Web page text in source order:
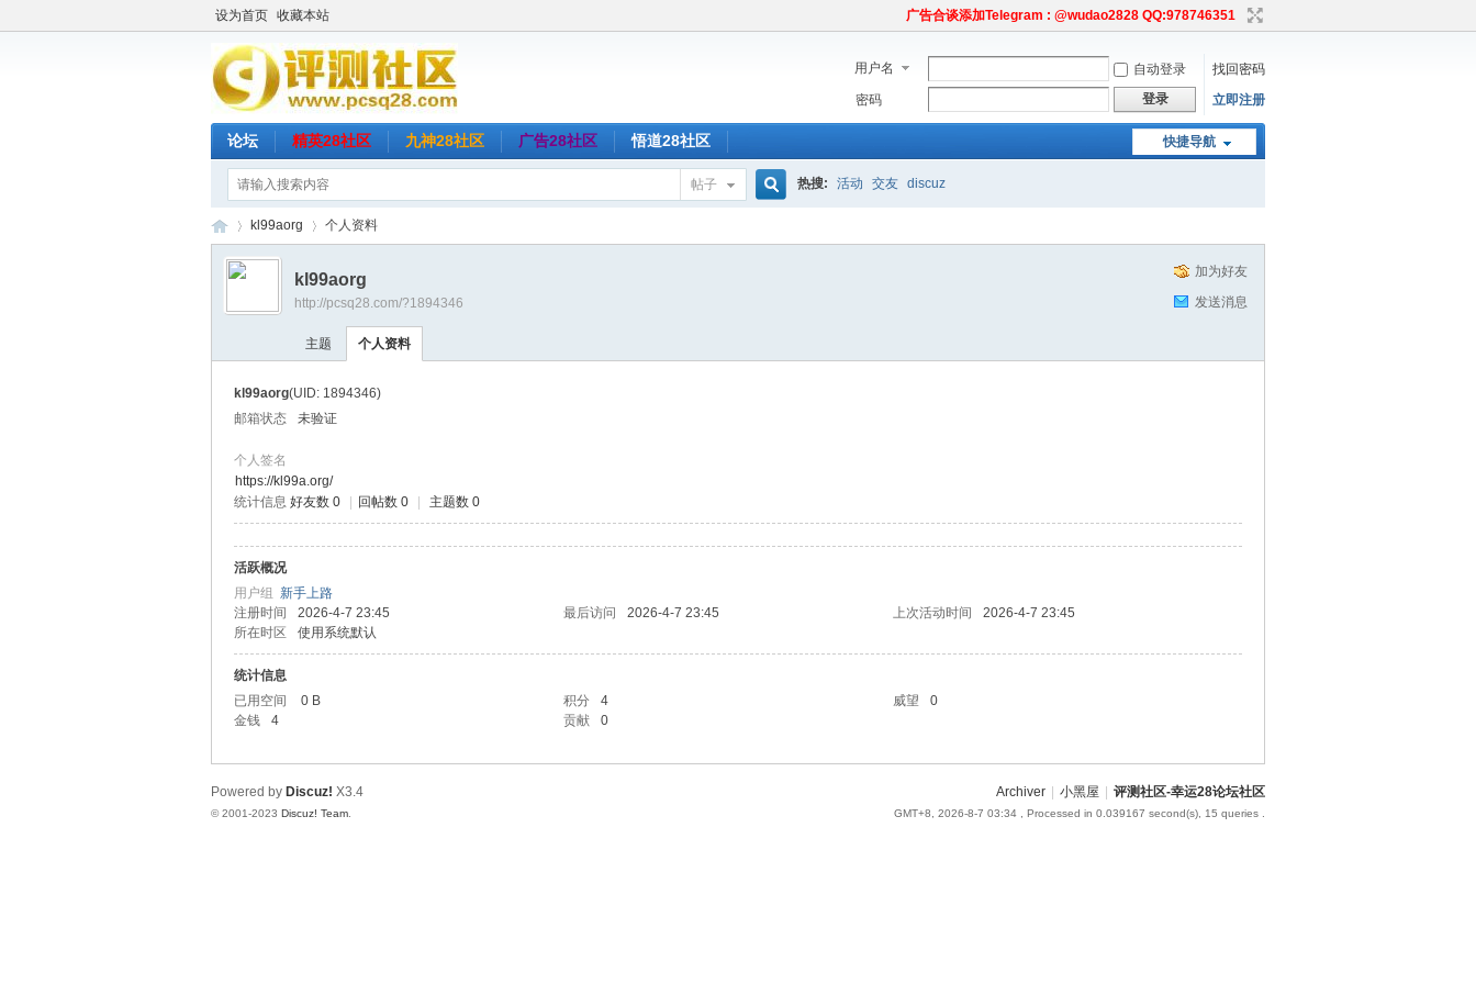
设为首页 收藏本站 广告合谈添加Telegram : @wudao2828 QQ:978746351
用户名 自动登录
找回密码
密码
登录 立即注册
快捷导航
论坛 精英28社区 九神28社区 广告28社区 悟道28社区
帖子 热搜: 活动 交友 discuz
›
kl99aorg 个人资料
加为好友
发送消息
kl99aorg
http://pcsq28.com/?1894346
主题 个人资料
kl99aorg(UID: 1894346)
邮箱状态
未验证
个人签名
https://kl99a.org/
统计信息 好友数 0 回帖数 0 主题数 0
活跃概况
用户组 新手上路
注册时间
2026-4-7 23:45 最后访问 2026-4-7 23:45 上次活动时间
2026-4-7 23:45
所在时区
使用系统默认
统计信息
已用空间
0 B 积分 4 威望
0
金钱
4 贡献 0
Archiver 小黑屋 评测社区-幸运28论坛社区
GMT+8, 2026-8-7 03:34 , Processed in 0.039167 second(s), 15 queries .
Powered by Discuz! X3.4
© 2001-2023 Discuz! Team